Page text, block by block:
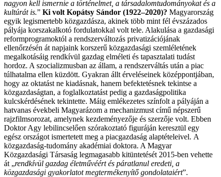
nagyon kell ismernie a történelmet, a társadalomtudományokat és a
kultúrát is.” Ki volt Kopátsy Sándor (1922–2020)? Magyarország
egyik legismertebb közgazdásza, akinek több mint fél évszázados
pályája korszakalkotó fordulatokkal volt tele. Alakulása a gazdasági
reformprogramoktól a rendszerváltozás privatizációjának
ellenőrzésén át napjaink korszerű közgazdasági szemléletének
megalkotásáig rendkívül gazdag elméleti és tapasztalati tudást
hordoz. A szocializmusban az állam, a rendszerváltás után a piac
túlhatalma ellen küzdött. Gyakran állt érveléseinek középpontjában,
hogy az oktatást ne kiadásnak, hanem befektetésnek tekintse a
közgazdaságtan, a foglalkoztatást pedig a gazdaságpolitika
kulcskérdésének tekintette. Máig emlékezetes színfolt a pályáján a
hatvanas évekbeli Magyarázom a mechanizmust című népszerű
rajzfilmsorozat, amelynek kezdeményezője és szerzője volt. Ebben
Doktor Agy lebilincselően szórakoztató figuráján keresztül egy
egész országot ismertetett meg a piacgazdaság alaptételeivel. A
közgazdaság-tudomány akadémiai doktora. A Magyar
Közgazdasági Társaság legmagasabb kitüntetését 2015-ben vehette
át „rendkívül gazdag életművéért és páratlanul eredeti, a
közgazdasági gyakorlatot megtermékenyítő gondolataiért”.